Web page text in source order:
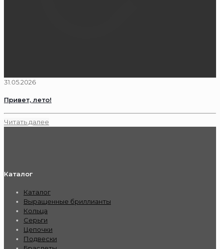
31.05.2026
Привет, лето!
Читать далее
Каталог
Каталог
Выращенные бриллианты
Кольца
Серьги
Цепочки
Подвески